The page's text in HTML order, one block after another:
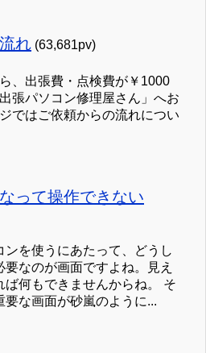
れ (63,681pv)
、出張費・点検費が￥1000
張パソコン修理屋さん」へお
ではご依頼からの流れについ
って操作できない
ンを使うにあたって、どうし
要なのが画面ですよね。見え
ば何もできませんからね。 そ
要な画面が砂嵐のように...